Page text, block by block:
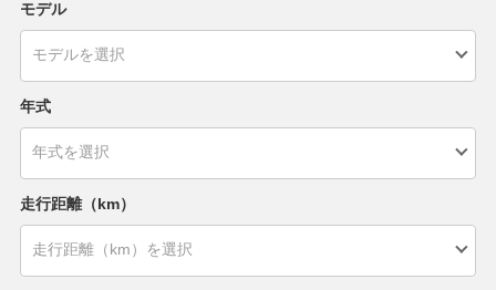
モデル
年式
走行距離（km）